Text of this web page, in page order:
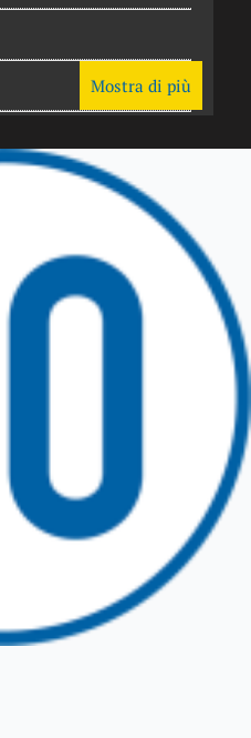
Mostra di più